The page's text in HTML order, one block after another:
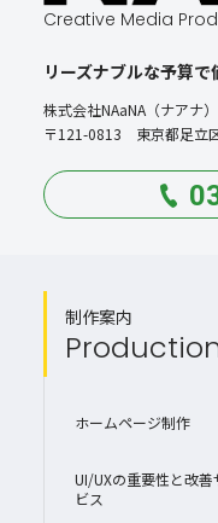
Creative Media
リーズナブルな予算
株式会社NAaNA（ナアナ）
〒121-0813 東京都足立
制作案内
ホームページ制作
UI/UXの重要性と改善
ビス